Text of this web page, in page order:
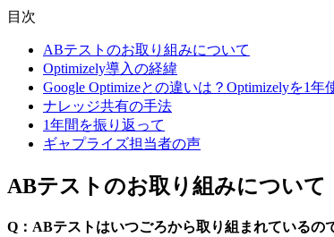
目次
ABテストのお取り組みについて
Optimizely導入の経緯
Google Optimizeとの違いは？Optimizelyを1年
ナレッジ共有の手法
1年間を振り返って
ギャプライズ担当者の声
ABテストのお取り組みについて
Q：ABテストはいつごろから取り組まれているの